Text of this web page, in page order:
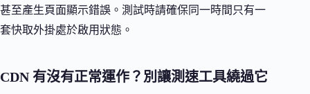
甚至產生頁面顯示錯誤。測試時請確保同一時間只有一
套快取外掛處於啟用狀態。
CDN 有沒有正常運作？別讓測速工具繞過它